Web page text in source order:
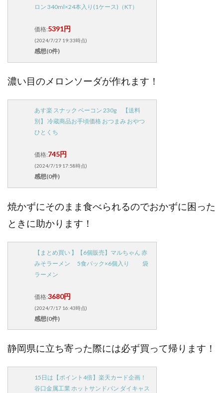
ロン 340ml×24本入り(1ケース)（KT）
価格:5391円
(2024/7/27 19:33時点)
感想(0件)
濃い目のメロンソーダが作れます！
あす楽 スナック ベーコン 230g 【送料
別】 冷蔵商品お手頃価格 おつまみ おやつ
ひとくち
価格:745円
(2024/7/19 17:58時点)
感想(0件)
焼かずにそのまま食べられるのでおかずに困った
ときに助かります！
【まとめ買い 】【6個販売】マルちゃん 赤
みそラーメン 5食パック×6個入り 袋
ラーメン
価格:3680円
(2024/7/17 16:43時点)
感想(0件)
静岡県に立ち寄った際には必ず買って帰ります！
15日は【ポイント4倍】楽天カード企画！
谷口金属工業 ホットサンドパン ダイキャス